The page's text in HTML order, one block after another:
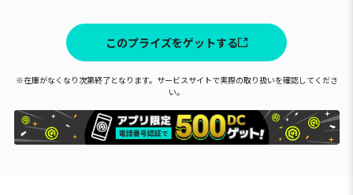
このプライズをゲットする
※在庫がなくなり次第終了となります。サービスサイトで実際の取り扱いを確認してくださ
い。